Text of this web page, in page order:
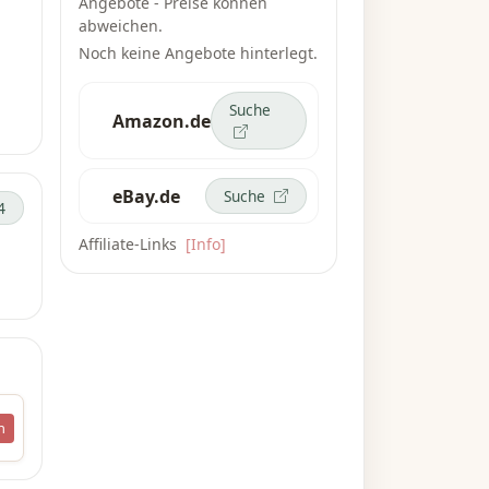
abweichen.
Noch keine Angebote hinterlegt.
Amazon.de Suche
eBay.de Suche
Affiliate-Links [Info]